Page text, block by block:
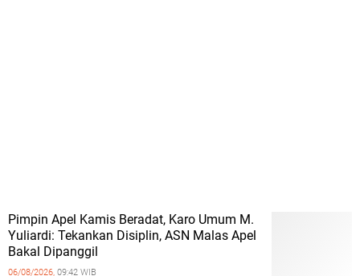
Pimpin Apel Kamis Beradat, Karo Umum M.
Yuliardi: Tekankan Disiplin, ASN Malas Apel
Bakal Dipanggil
06/08/2026, 09:42 WIB